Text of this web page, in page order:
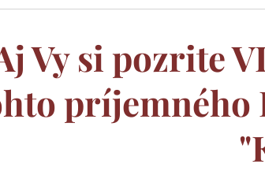
Vy si pozrite
príjemného